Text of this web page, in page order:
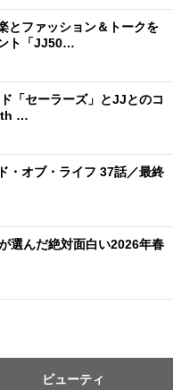
とファッション＆トークを
ト「JJ50…
「セーラーズ」とJJとのコ
…
・オブ・ライフ 37話／最終
選んだ絶対面白い2026年春
ビューティ